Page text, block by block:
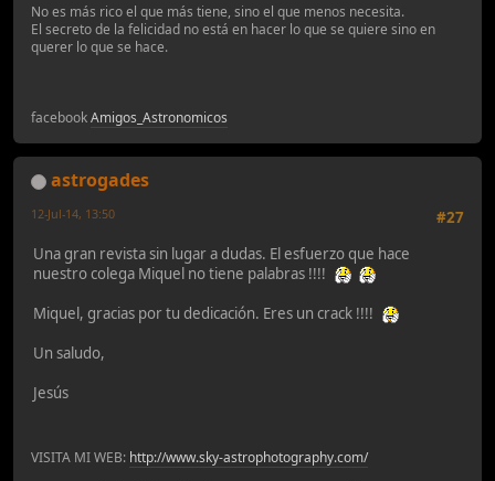
No es más rico el que más tiene, sino el que menos necesita.
El secreto de la felicidad no está en hacer lo que se quiere sino en
querer lo que se hace.
facebookAmigos_Astronomicos
astrogades
#27
12-Jul-14, 13:50
Una gran revista sin lugar a dudas. El esfuerzo que hace
nuestro colega Miquel no tiene palabras !!!!
Miquel, gracias por tu dedicación. Eres un crack !!!!
Un saludo,
Jesús
VISITA MI WEB: http://www.sky-astrophotography.com/